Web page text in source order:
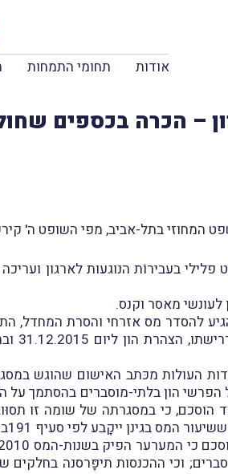
אודות תחומי התמחות
– הכרה בכספים
במשפט פלילי בעבירוֹת הנוגעות
לעונשי מאסר וקנס.
ועל-מנת להגיע להסדר מס אזרחי והסרת
העולות מכּתב האישום שהוגש
ולהוציא למערער שומת מס לשנים 2010–2015. עוד
בגינן ייקָבע לפי סעיף 191ב לפקודה.
וכי ההכנסות תיפָּרסנה בחלקים